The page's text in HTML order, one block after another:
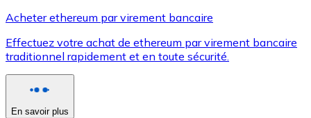
Utilisez les cartes Visa et Mastercard pour acheter
Acheter avec carte
Acheter ethereum par virement bancaire
Effectuez votre achat de ethereum par virement bancaire
traditionnel rapidement et en toute sécurité.
En savoir plus